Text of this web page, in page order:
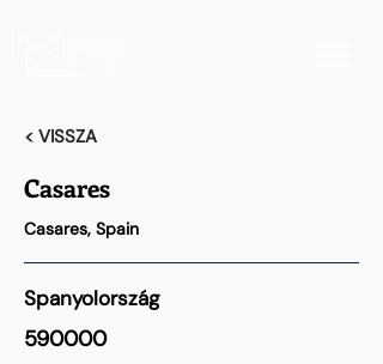
< VISSZA
Casares
Casares, Spain
Spanyolország
590000